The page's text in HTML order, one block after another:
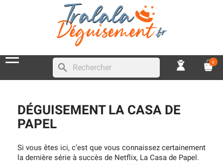
search 0
DÉGUISEMENT LA CASA DE
PAPEL
Si vous êtes ici, c’est que vous connaissez certainement
la dernière série à succès de Netflix, La Casa de Papel.